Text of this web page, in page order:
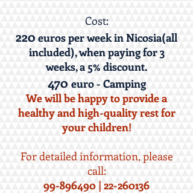
Cost:
220 euros per week in Nicosia(all
included), when paying for 3
weeks, a 5% discount.
470 euro - Camping
We will be happy to provide a
healthy and high-quality rest for
your children!
For detailed information, please
call:
99-896490 | 22-260136